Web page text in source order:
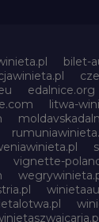
bilet-
edalnice.org
litwa-
vignette-